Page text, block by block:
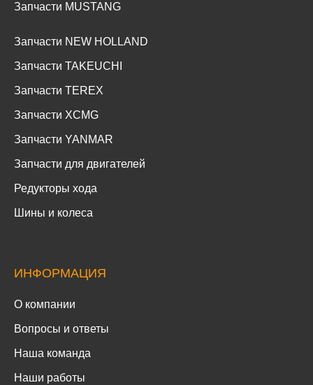
Запчасти MUSTANG
Запчасти NEW HOLLAND
Запчасти TAKEUCHI
Запчасти TEREX
Запчасти XCMG
Запчасти YANMAR
Запчасти для двигателей
Редукторы хода
Шины и колеса
ИНФОРМАЦИЯ
О компании
Вопросы и ответы
Наша команда
Наши работы